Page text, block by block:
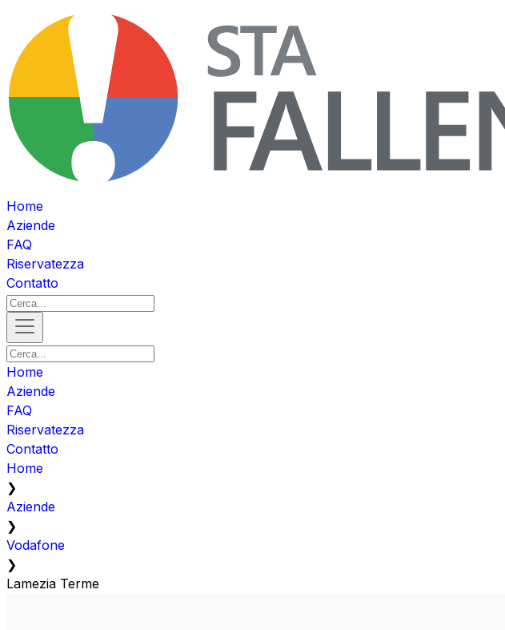
Home
Aziende
FAQ
Riservatezza
Contatto
Home
Aziende
FAQ
Riservatezza
Contatto
Home
❯
Aziende
❯
Vodafone
❯
Lamezia Terme